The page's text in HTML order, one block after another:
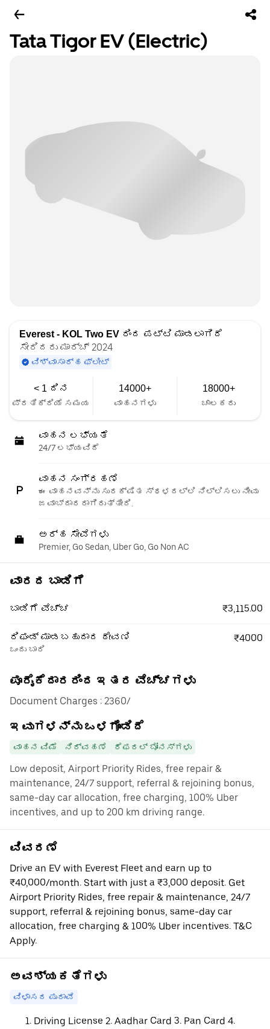
Tata Tigor EV (Electric)
Everest - KOL Two EV ರಿಂದ ಪಟ್ಟಿ ಮಾಡಲಾಗಿದೆ
ಸೇರಿದರು ಮಾರ್ಚ್ 2024
ವಿಶ್ವಾಸಾರ್ಹ ಫ್ಲೀಟ್
< 1 ದಿನ
ಪ್ರತಿಕ್ರಿಯೆ ಸಮಯ
14000+
ವಾಹನಗಳು
18000+
ಚಾಲಕರು
ವಾಹನ ಲಭ್ಯತೆ
24/7 ಲಭ್ಯವಿದೆ
ವಾಹನ ಸಂಗ್ರಹಣೆ
ಈ ವಾಹನವನ್ನು ಸುರಕ್ಷಿತ ಸ್ಥಳದಲ್ಲಿ ನಿಲ್ಲಿಸಲು ನೀವು
ಜವಾಬ್ದಾರರಾಗಿರುತ್ತೀರಿ.
ಅರ್ಹ ಸೇವೆಗಳು
Premier, Go Sedan, Uber Go, Go Non AC
ವಾರದ ಬಾಡಿಗೆ
ಬಾಡಿಗೆ ವೆಚ್ಚ ₹3,115.00
ರಿಫಂಡ್ ಮಾಡಬಹುದಾದ ಠೇವಣಿ
ಒಂದು ಬಾರಿ
₹4000
ಪೂರೈಕೆದಾರರಿಂದ ಇತರ ವೆಚ್ಚಗಳು
Document Charges : 2360/
ಇವುಗಳನ್ನು ಒಳಗೊಂಡಿದೆ
ವಾಹನ ವಿಮೆ ನಿರ್ವಹಣೆ ರೆಫರಲ್ ಬೋನಸ್‌ಗಳು
Low deposit, Airport Priority Rides, free repair &
maintenance, 24/7 support, referral & rejoining bonus,
same-day car allocation, free charging, 100% Uber
incentives, and up to 200 km driving range.
ವಿವರಣೆ
Drive an EV with Everest Fleet and earn up to
₹40,000/month. Start with just a ₹3,000 deposit. Get
Airport Priority Rides, free repair & maintenance, 24/7
support, referral & rejoining bonus, same-day car
allocation, free charging & 100% Uber incentives. T&C
Apply.
ಅವಶ್ಯಕತೆಗಳು
ವಿಳಾಸದ ಪುರಾವೆ
Driving License 2. Aadhar Card 3. Pan Card 4.